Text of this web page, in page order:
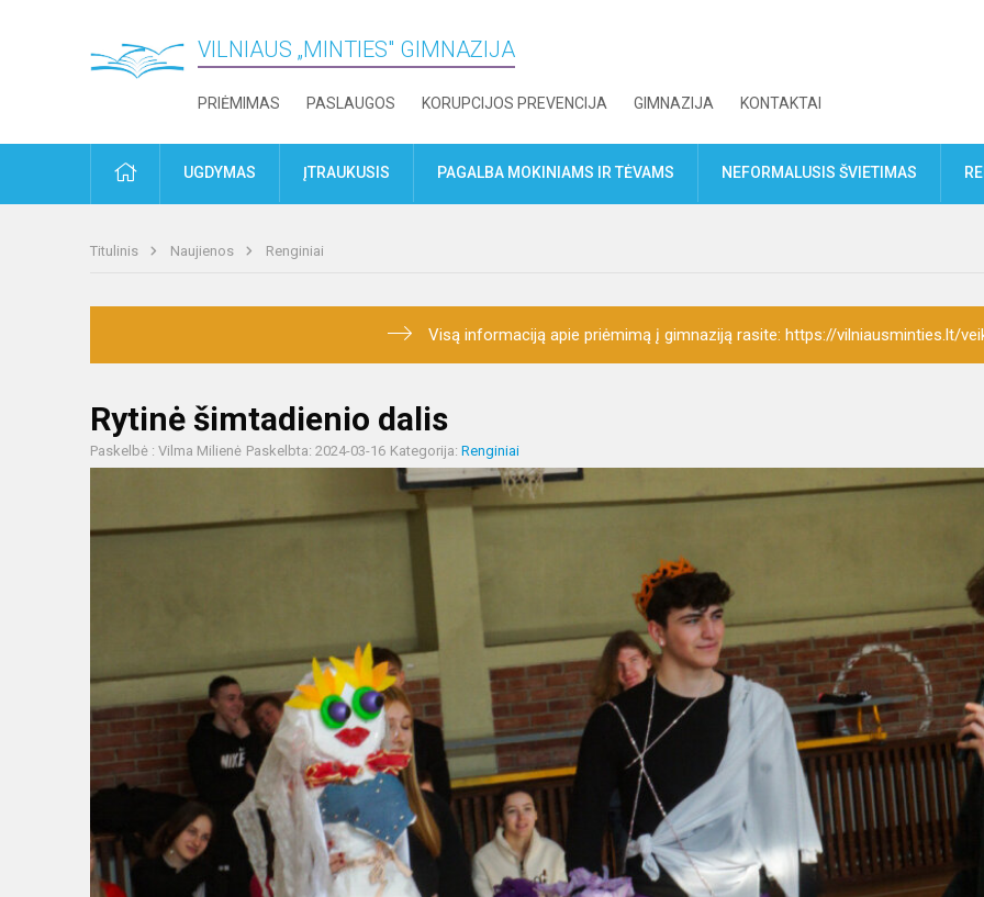
VILNIAUS „MINTIES" GIMNAZIJA
PRIĖMIMAS PASLAUGOS KORUPCIJOS PREVENCIJA GIMNAZIJA KONTAKTAI
PRADŽIAUGDYMAS ĮTRAUKUSIS PAGALBA MOKINIAMS IR TĖVAMS NEFORMALUSIS ŠVIETIMAS
Titulinis Naujienos Renginiai
Visą informaciją apie priėmimą į gimnaziją rasite: https://vilniausminties.lt/
Rytinė šimtadienio dalis
Paskelbė : Vilma Milienė Paskelbta: 2024-03-16 Kategorija: Renginiai